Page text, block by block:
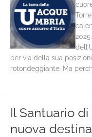
per via della sua
rotondeggiante. Ma
Il Santuario
nuova